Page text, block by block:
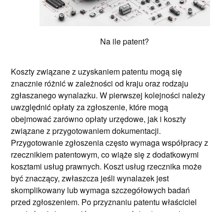
Na ile patent?
Koszty związane z uzyskaniem patentu mogą się
znacznie różnić w zależności od kraju oraz rodzaju
zgłaszanego wynalazku. W pierwszej kolejności należy
uwzględnić opłaty za zgłoszenie, które mogą
obejmować zarówno opłaty urzędowe, jak i koszty
związane z przygotowaniem dokumentacji.
Przygotowanie zgłoszenia często wymaga współpracy z
rzecznikiem patentowym, co wiąże się z dodatkowymi
kosztami usług prawnych. Koszt usług rzecznika może
być znaczący, zwłaszcza jeśli wynalazek jest
skomplikowany lub wymaga szczegółowych badań
przed zgłoszeniem. Po przyznaniu patentu właściciel